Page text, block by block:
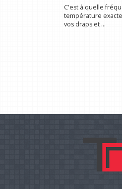
C'est à quelle
température
vos draps et ...